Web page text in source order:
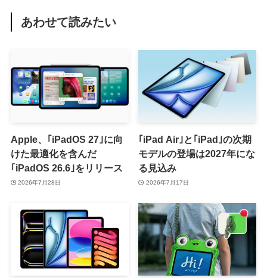
あわせて読みたい
Apple、｢iPadOS 27｣に向
けた最適化を含んだ
｢iPadOS 26.6｣をリリース
2026年7月28日
｢iPad Air｣と｢iPad｣の次期
モデルの登場は2027年にな
る見込み
2026年7月17日